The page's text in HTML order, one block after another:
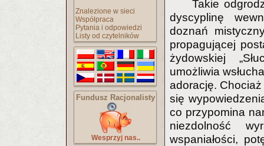
Znalezione w sieci
Współpraca
Pytania i odpowiedzi
Listy od czytelników
Fundusz Racjonalisty
Wesprzyj nas..
Takie
dyscyplinę
doznań
propagującej
żydowskiej
umożliwia
adorację.
się
co przypomina
niezdolność
wspaniałości,